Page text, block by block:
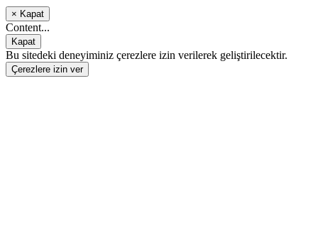
× Kapat
Content...
Kapat
Bu sitedeki deneyiminiz çerezlere izin verilerek geliştirilecektir.
Çerezlere izin ver